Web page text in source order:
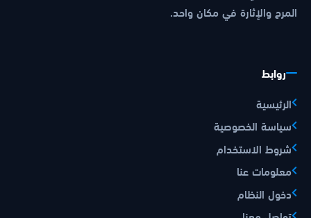
المرح والإثارة في مكان واحد.
روابط
الرئيسية
سياسة الخصوصية
شروط الاستخدام
معلومات عنا
دخول النظام